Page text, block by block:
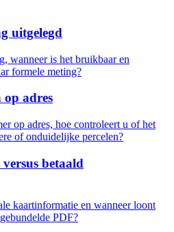
uitgelegd
wanneer is het bruikbaar en
formele meting?
op adres
op adres, hoe controleert u of het
of onduidelijke percelen?
betaald
kaartinformatie en wanneer loont
PDF?